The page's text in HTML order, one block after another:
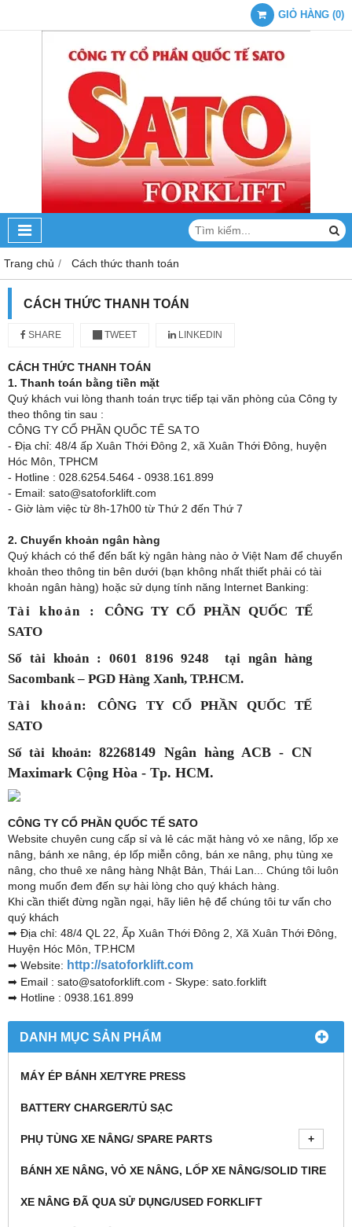
GIỎ HÀNG (0)
Trang chủ Cách thức thanh toán
DANH MỤC SẢN PHẨM
MÁY ÉP BÁNH XE/TYRE PRESS
BATTERY CHARGER/TỦ SẠC
PHỤ TÙNG XE NÂNG/ SPARE PARTS
BÁNH XE NÂNG, VỎ XE NÂNG, LỐP XE NÂNG/SOLID TIRE
XE NÂNG ĐÃ QUA SỬ DỤNG/USED FORKLIFT
CÁCH THỨC THANH TOÁN
SHARE TWEET LINKEDIN
CÁCH THỨC THANH TOÁN
1. Thanh toán bằng tiền mặt
Quý khách vui lòng thanh toán trực tiếp tại văn phòng của Công ty
theo thông tin sau :
CÔNG TY CỔ PHẦN QUỐC TẾ SA TO
- Địa chỉ: 48/4 ấp Xuân Thới Đông 2, xã Xuân Thới Đông, huyện
Hóc Môn, TPHCM
- Hotline : 028.6254.5464 - 0938.161.899
- Email: sato@satoforklift.com
- Giờ làm việc từ 8h-17h00 từ Thứ 2 đến Thứ 7
2. Chuyển khoản ngân hàng
Quý khách có thể đến bất kỳ ngân hàng nào ở Việt Nam để chuyển
khoản theo thông tin bên dưới (bạn không nhất thiết phải có tài
khoản ngân hàng) hoặc sử dụng tính năng Internet Banking:
Tài khoản : CÔNG TY CỔ PHẦN QUỐC TẾ
SATO
Số tài khoản : 0601 8196 9248 tại ngân hàng
Sacombank – PGD Hàng Xanh, TP.HCM.
Tài khoản:CÔNG TY CỔ PHẦN QUỐC TẾ
SATO
Số tài khoản:82268149 Ngân hàng ACB - CN
Maximark Cộng Hòa - Tp. HCM.
CÔNG TY CỔ PHẦN QUỐC TẾ SATO
Website chuyên cung cấp sỉ và lẻ các mặt hàng vỏ xe nâng, lốp xe
nâng, bánh xe nâng, ép lốp miễn công, bán xe nâng, phụ tùng xe
nâng, cho thuê xe nâng hàng Nhật Bản, Thái Lan... Chúng tôi luôn
mong muốn đem đến sự hài lòng cho quý khách hàng.
Khi cần thiết đừng ngần ngại, hãy liên hệ để chúng tôi tư vấn cho
quý khách
➡ Địa chỉ: 48/4 QL 22, Ấp Xuân Thới Đông 2, Xã Xuân Thới Đông,
Huyện Hóc Môn, TP.HCM
➡ Website: http://satoforklift.com
➡ Email : sato@satoforklift.com - Skype: sato.forklift
➡ Hotline : 0938.161.899